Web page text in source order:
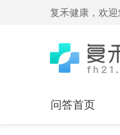
复禾健康，欢迎
问答首页